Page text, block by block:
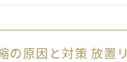
の原因と対策 放置リ